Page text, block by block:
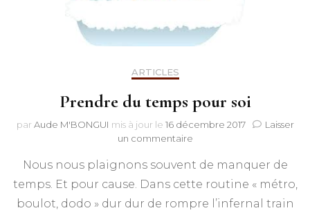
ARTICLES
Prendre du temps pour soi
par Aude M'BONGUI mis à jour le 16 décembre 2017
Laisser
un commentairesur
du
temps
soi
Nous nous plaignons souvent de manquer de
temps. Et pour cause. Dans cette routine « métro,
boulot, dodo » dur dur de rompre l’infernal train